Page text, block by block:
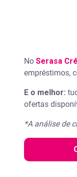
No Serasa
empréstimos,
E o melhor:
ofertas
*A análise de